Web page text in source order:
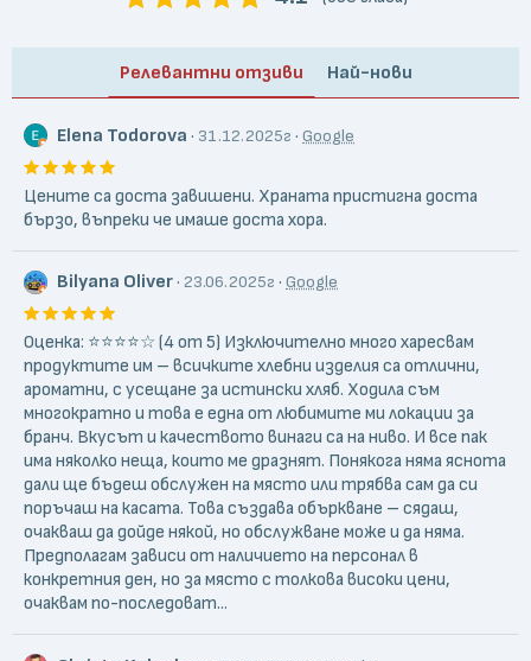
Релевантни отзиви Най-нови
Elena Todorova · 31.12.2025г · Google
Цените са доста завишени. Храната пристигна доста
бързо, въпреки че имаше доста хора.
Bilyana Oliver· 23.06.2025г · Google
Оценка: ⭐️⭐️⭐️⭐️☆ (4 от 5) Изключително много харесвам
продуктите им – всичките хлебни изделия са отлични,
ароматни, с усещане за истински хляб. Ходила съм
многократно и това е една от любимите ми локации за
бранч. Вкусът и качеството винаги са на ниво. И все пак
има няколко неща, които ме дразнят. Понякога няма яснота
дали ще бъдеш обслужен на място или трябва сам да си
поръчаш на касата. Това създава объркване – сядаш,
очакваш да дойде някой, но обслужване може и да няма.
Предполагам зависи от наличието на персонал в
конкретния ден, но за място с толкова високи цени,
очаквам по-последоват...